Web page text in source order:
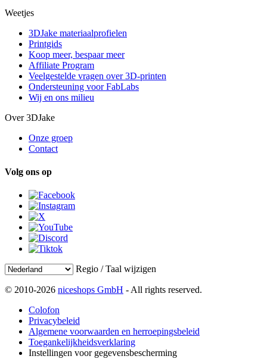
Weetjes
3DJake materiaalprofielen
Printgids
Koop meer, bespaar meer
Affiliate Program
Veelgestelde vragen over 3D-printen
Ondersteuning voor FabLabs
Wij en ons milieu
Over 3DJake
Onze groep
Contact
Volg ons op
Regio / Taal wijzigen
© 2010-2026 niceshops GmbH - All rights reserved.
Colofon
Privacybeleid
Algemene voorwaarden en herroepingsbeleid
Toegankelijkheidsverklaring
Instellingen voor gegevensbescherming